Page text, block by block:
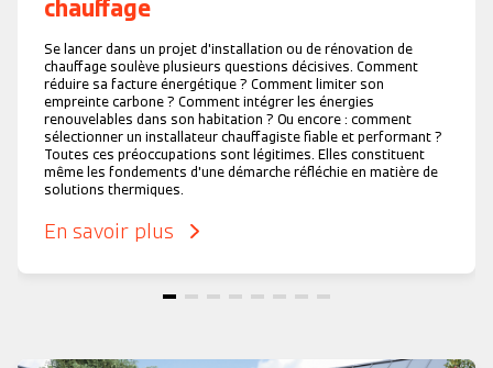
chauffage
Se lancer dans un projet d'installation ou de rénovation de
chauffage soulève plusieurs questions décisives. Comment
réduire sa facture énergétique ? Comment limiter son
empreinte carbone ? Comment intégrer les énergies
renouvelables dans son habitation ? Ou encore : comment
sélectionner un installateur chauffagiste fiable et performant ?
Toutes ces préoccupations sont légitimes. Elles constituent
même les fondements d'une démarche réfléchie en matière de
solutions thermiques.
En savoir plus